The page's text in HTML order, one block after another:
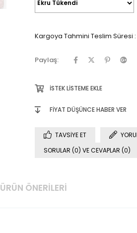
Kargoya Tahmini Teslim Süresi :
Paylaş:
İSTEK LISTEME EKLE
FIYAT DÜŞÜNCE HABER VER
TAVSIYE ET
SORULAR (0) VE CEVAPLAR (0)
ÜRÜN ÖNERILERI